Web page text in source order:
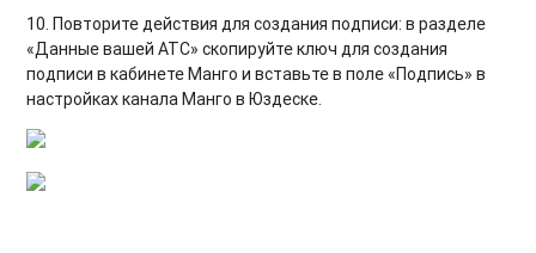
10. Повторите действия для создания подписи: в разделе
«Данные вашей АТС» скопируйте ключ для создания
подписи в кабинете Манго и вставьте в поле «Подпись» в
настройках канала Манго в Юздеске.